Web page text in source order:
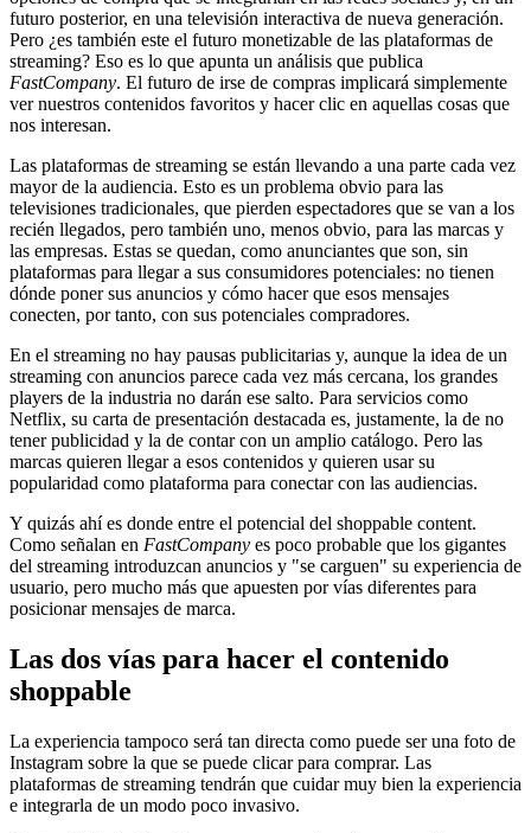
futuro posterior, en una televisión interactiva de nueva generación.
Pero ¿es también este el futuro monetizable de las plataformas de
streaming? Eso es lo que apunta un análisis que publica
FastCompany. El futuro de irse de compras implicará simplemente
ver nuestros contenidos favoritos y hacer clic en aquellas cosas que
nos interesan.
Las plataformas de streaming se están llevando a una parte cada vez
mayor de la audiencia. Esto es un problema obvio para las
televisiones tradicionales, que pierden espectadores que se van a los
recién llegados, pero también uno, menos obvio, para las marcas y
las empresas. Estas se quedan, como anunciantes que son, sin
plataformas para llegar a sus consumidores potenciales: no tienen
dónde poner sus anuncios y cómo hacer que esos mensajes
conecten, por tanto, con sus potenciales compradores.
En el streaming no hay pausas publicitarias y, aunque la idea de un
streaming con anuncios parece cada vez más cercana, los grandes
players de la industria no darán ese salto. Para servicios como
Netflix, su carta de presentación destacada es, justamente, la de no
tener publicidad y la de contar con un amplio catálogo. Pero las
marcas quieren llegar a esos contenidos y quieren usar su
popularidad como plataforma para conectar con las audiencias.
Y quizás ahí es donde entre el potencial del shoppable content.
Como señalan en FastCompany es poco probable que los gigantes
del streaming introduzcan anuncios y "se carguen" su experiencia de
usuario, pero mucho más que apuesten por vías diferentes para
posicionar mensajes de marca.
Las dos vías para hacer el contenido
shoppable
La experiencia tampoco será tan directa como puede ser una foto de
Instagram sobre la que se puede clicar para comprar. Las
plataformas de streaming tendrán que cuidar muy bien la experiencia
e integrarla de un modo poco invasivo.